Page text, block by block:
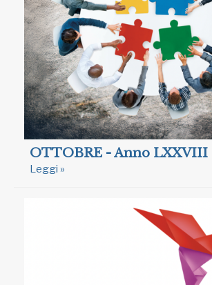
OTTOBRE - Anno LXXVIII
Leggi »